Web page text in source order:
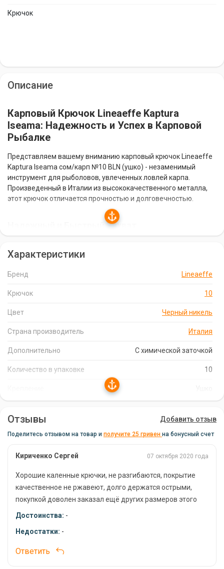
Крючок
Описание
Карповый Крючок Lineaeffe Kaptura
Iseama: Надежность и Успех в Карповой
Рыбалке
Представляем вашему вниманию карповый крючок Lineaeffe
Kaptura Iseama сом/карп №10 BLN (ушко) - незаменимый
инструмент для рыболовов, увлеченных ловлей карпа.
Произведенный в Италии из высококачественного металла,
этот крючок отличается прочностью и долговечностью.
Надежный и Быстрый Захват
заточенным жалом, что обеспечивает надежный и быстрый
крючок от коррозии, продлевая срок его службы.
запас на случай потери или повреждения. Крючок имеет
различных наживок.
Качество и Производство
Lineaeffe Kaptura Iseama производится в Италии, что
крючок, вы можете быть уверены в успешной и продуктивной
Характеристики
Бренд Lineaeffe
Крючок 10
Цвет Черный никель
Страна производитель Италия
Дополнительно С химической заточкой
Количество в упаковке 10
Отзывы Добавить отзыв
Поделитесь отзывом на товар и получите 25 гривен на бонусный счет
Кириченко Сергей 07 октября 2020 года
Хорошие каленные крючки, не разгибаются, покрытие
качественное не ржавеют, долго держатся острыми,
покупкой доволен заказал ещё других размеров этого
производителя.
Достоинства: -
Недостатки: -
Ответить